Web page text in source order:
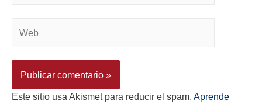
Este sitio usa Akismet para reducir el spam. Aprende